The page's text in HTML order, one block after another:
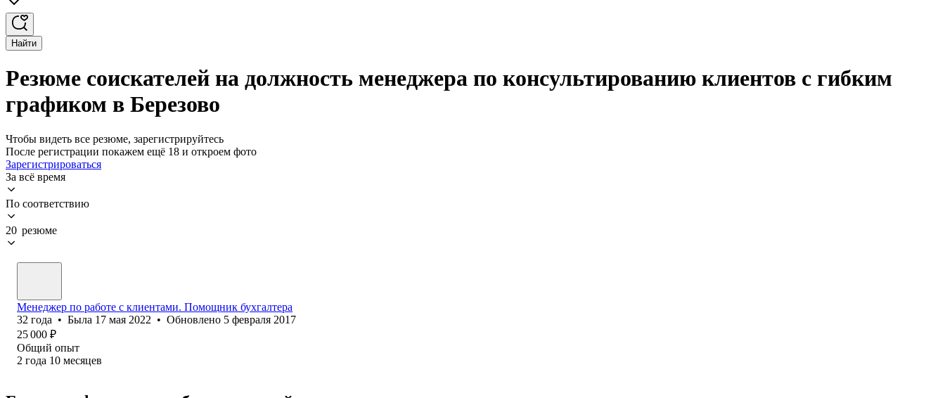
Найти
Резюме соискателей на должность менеджера по консультированию клиентов с гибким
графиком в Березово
Чтобы видеть все резюме, зарегистрируйтесь
После регистрации покажем ещё 18 и откроем фото
Зарегистрироваться
За всё время
По соответствию
20 резюме
Менеджер по работе с клиентами. Помощник бухгалтера
32 года • Была 17 мая 2022 • Обновлено 5 февраля 2017
25 000 ₽
Общий опыт
2 года 10 месяцев